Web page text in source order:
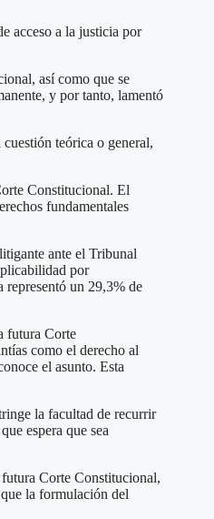
acceso a la justicia por
así como que se
y por tanto, lamentó
teórica o general,
Constitucional. El
fundamentales
ante el Tribunal
por
representó un 29,3% de
futura Corte
como el derecho al
el asunto. Esta
la facultad de recurrir
espera que sea
Corte Constitucional,
la formulación del